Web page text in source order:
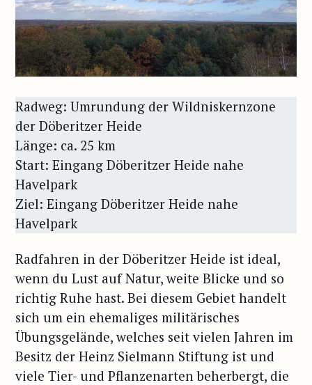
Radweg: Umrundung der Wildniskernzone
der Döberitzer Heide
Länge: ca. 25 km
Start: Eingang Döberitzer Heide nahe
Havelpark
Ziel: Eingang Döberitzer Heide nahe
Havelpark
Radfahren in der Döberitzer Heide ist ideal,
wenn du Lust auf Natur, weite Blicke und so
richtig Ruhe hast. Bei diesem Gebiet handelt
sich um ein ehemaliges militärisches
Übungsgelände, welches seit vielen Jahren im
Besitz der Heinz Sielmann Stiftung ist und
viele Tier- und Pflanzenarten beherbergt, die